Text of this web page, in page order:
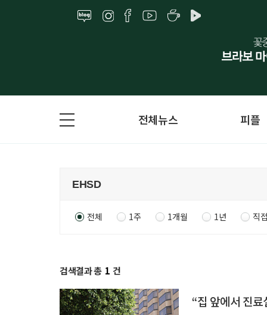
전체뉴스 피플
전체 1주 1개월 1년 직
검색결과 총 1 건
“집 앞에서 진